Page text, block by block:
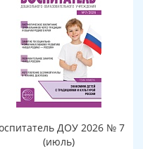
ДОУ 2026 № 7
(июль)